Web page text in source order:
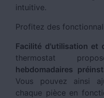
intuitive.
Profitez des
Facilité d'utilisation et
thermostat
hebdomadaires
Vous pouvez ainsi
chaque pièce en